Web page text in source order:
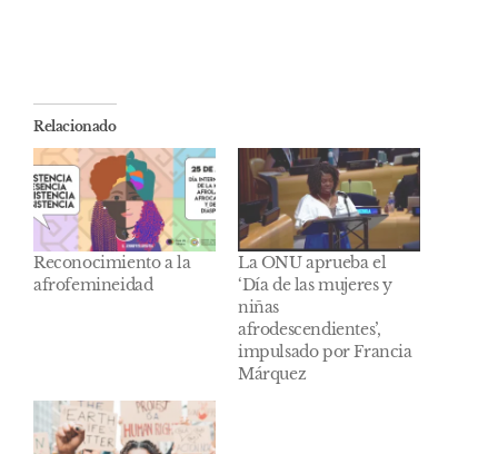
Relacionado
Reconocimiento a la
afrofemineidad
La ONU aprueba el
‘Día de las mujeres y
niñas
afrodescendientes’,
impulsado por Francia
Márquez